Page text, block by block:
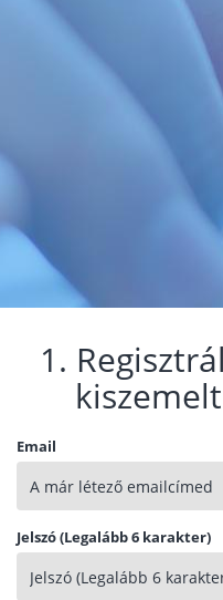
1.
Email
Jelszó (Legalább 6 karakter)